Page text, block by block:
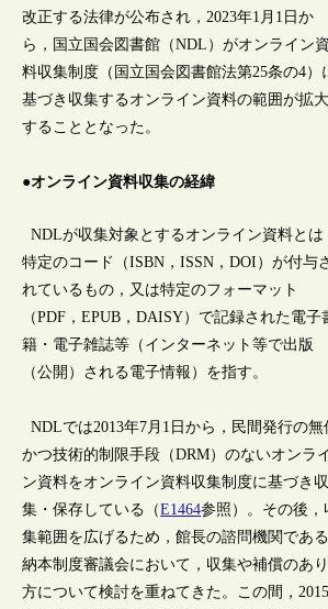
改正する法律が公布され，2023年1月1日か
ら，国立国会図書館（NDL）がオンライン資
料収集制度（国立国会図書館法第25条の4）
基づき収集するオンライン資料の範囲が拡大
することとなった。
●オンライン資料収集の経緯
NDLが収集対象とするオンライン資料とは
特定のコード（ISBN，ISSN，DOI）が付与
れているもの，又は特定のフォーマット
（PDF，EPUB，DAISY）で記録された電子
籍・電子雑誌等（インターネット等で出版
（公開）される電子情報）を指す。
NDLでは2013年7月1日から，民間発行の無
かつ技術的制限手段（DRM）のないオンラ
ン資料をオンライン資料収集制度に基づき収
集・保存している（E1464参照）。その後，
集範囲を広げるため，館長の諮問機関である
納本制度審議会において，収集や補償のあり
方について検討を重ねてきた。この間，2015